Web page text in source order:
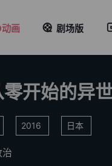
动画 剧场版
零开始的异
2016 日本
治